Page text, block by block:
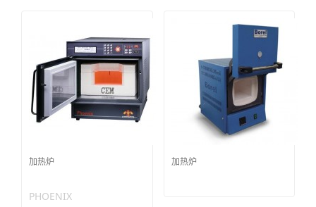
加热炉
PHOENIX
加热炉